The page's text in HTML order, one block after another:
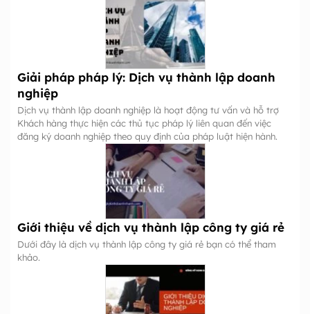
Giải pháp pháp lý: Dịch vụ thành lập doanh
nghiệp
Dịch vụ thành lập doanh nghiệp là hoạt động tư vấn và hỗ trợ
Khách hàng thực hiện các thủ tục pháp lý liên quan đến việc
đăng ký doanh nghiệp theo quy định của pháp luật hiện hành.
Giới thiệu về dịch vụ thành lập công ty giá rẻ
Dưới đây là dịch vụ thành lập công ty giá rẻ bạn có thể tham
khảo.